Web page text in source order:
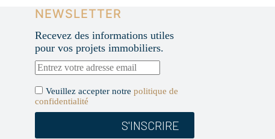
NEWSLETTER
Recevez des informations utiles
pour vos projets immobiliers.
Veuillez accepter notre politique de
confidentialité